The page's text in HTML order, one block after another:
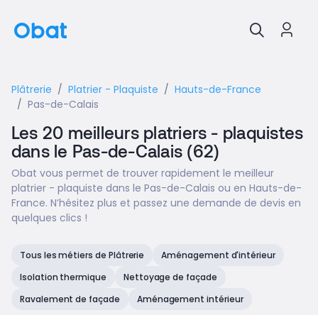
Plâtrerie Platrier - Plaquiste
Hauts-de-France
Pas-de-Calais
Les 20 meilleurs platriers - plaquistes
dans le Pas-de-Calais (62)
Obat vous permet de trouver rapidement le meilleur
platrier - plaquiste dans le Pas-de-Calais ou en Hauts-de-
France. N’hésitez plus et passez une demande de devis en
quelques clics !
Tous les métiers de Plâtrerie
Aménagement d'intérieur
Isolation thermique
Nettoyage de façade
Ravalement de façade
Aménagement intérieur